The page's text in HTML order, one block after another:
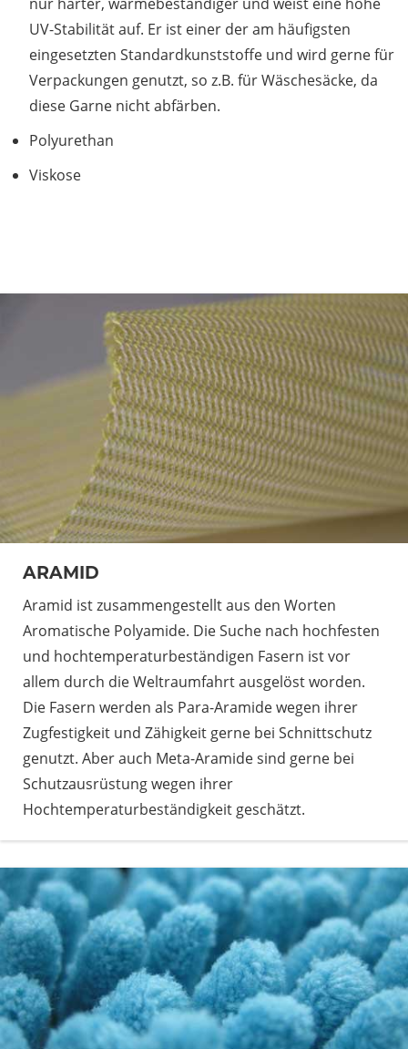
UV-Stabilität auf. Er ist einer der am häufigsten
eingesetzten Standardkunststoffe und wird gerne für
Verpackungen genutzt, so z.B. für Wäschesäcke, da
diese Garne nicht abfärben.
Polyurethan
Viskose
ARAMID
Aramid ist zusammengestellt aus den Worten
Aromatische Polyamide. Die Suche nach hochfesten
und hochtemperaturbeständigen Fasern ist vor
allem durch die Weltraumfahrt ausgelöst worden.
Die Fasern werden als Para-Aramide wegen ihrer
Zugfestigkeit und Zähigkeit gerne bei Schnittschutz
genutzt. Aber auch Meta-Aramide sind gerne bei
Schutzausrüstung wegen ihrer
Hochtemperaturbeständigkeit geschätzt.